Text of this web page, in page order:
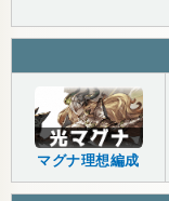
マグナ理想編成